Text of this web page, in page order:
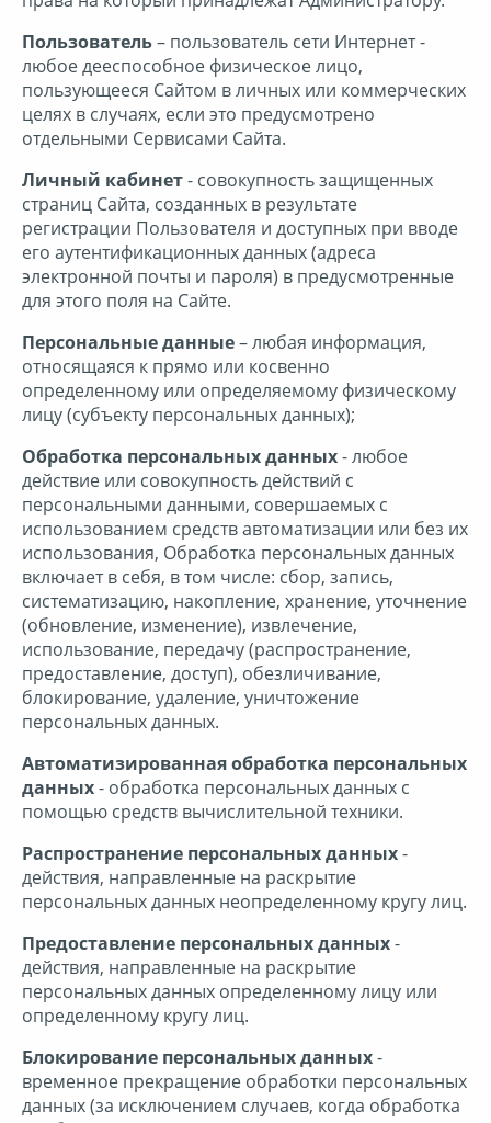
Товары для дома
Универсальные карты
Хобби
Электроника и техника
Ювелирные украшения
Пользователь– пользователь сети Интернет -
любое дееспособное физическое лицо,
пользующееся Сайтом в личных или коммерческих
целях в случаях, если это предусмотрено
отдельными Сервисами Сайта.
Личный кабинет- совокупность защищенных
страниц Сайта, созданных в результате
регистрации Пользователя и доступных при вводе
его аутентификационных данных (адреса
электронной почты и пароля) в предусмотренные
для этого поля на Сайте.
Персональные данные– любая информация,
относящаяся к прямо или косвенно
определенному или определяемому физическому
лицу (субъекту персональных данных);
Обработка персональных данных- любое
действие или совокупность действий с
персональными данными, совершаемых с
использованием средств автоматизации или без их
использования, Обработка персональных данных
включает в себя, в том числе: сбор, запись,
систематизацию, накопление, хранение, уточнение
(обновление, изменение), извлечение,
использование, передачу (распространение,
предоставление, доступ), обезличивание,
блокирование, удаление, уничтожение
персональных данных.
Автоматизированная обработка персональных
данных- обработка персональных данных с
помощью средств вычислительной техники.
Распространение персональных данных-
действия, направленные на раскрытие
персональных данных неопределенному кругу лиц.
Предоставление персональных данных-
действия, направленные на раскрытие
персональных данных определенному лицу или
определенному кругу лиц.
Блокирование персональных данных-
временное прекращение обработки персональных
данных (за исключением случаев, когда обработка